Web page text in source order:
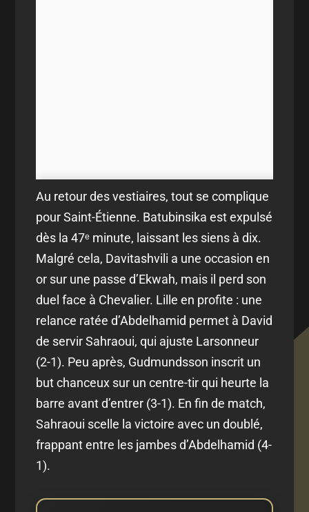
Au retour des vestiaires, tout se complique
pour Saint-Étienne. Batubinsika est expulsé
dès la 47ᵉ minute, laissant les siens à dix.
Malgré cela, Davitashvili a une occasion en
or sur une passe d’Ekwah, mais il perd son
duel face à Chevalier. Lille en profite : une
relance ratée d’Abdelhamid permet à David
de servir Sahraoui, qui ajuste Larsonneur
(2-1). Peu après, Gudmundsson inscrit un
but chanceux sur un centre-tir qui heurte la
barre avant d’entrer (3-1). En fin de match,
Sahraoui scelle la victoire avec un doublé,
frappant entre les jambes d’Abdelhamid (4-
1).